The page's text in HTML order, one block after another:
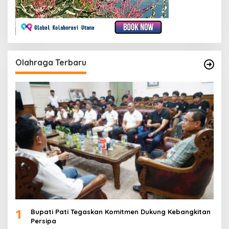
Olahraga Terbaru
1
Bupati Pati Tegaskan Komitmen Dukung Kebangkitan
Persipa